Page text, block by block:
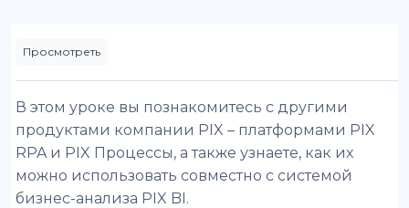
Просмотреть
В этом уроке вы познакомитесь с другими
продуктами компании PIX – платформами PIX
RPA и PIX Процессы, а также узнаете, как их
можно использовать совместно с системой
бизнес-анализа PIX BI.